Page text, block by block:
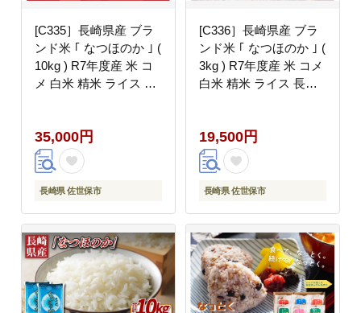
[C335］長崎県産 ブラ
ンド米 ｢ なつほのか ｣ (
10kg ) R7年度産 米 コ
メ 白米 精米 ライス 長
35,000円
長崎県 佐世保市
[C336］長崎県産 ブラ
ンド米 ｢ なつほのか ｣ (
3kg ) R7年度産 米 コメ
白米 精米 ライス 長崎
19,500円
長崎県 佐世保市